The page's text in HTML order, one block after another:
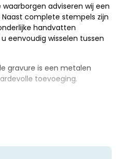
adviseren wij een
complete stempels zijn
handvatten
eenvoudig wisselen tussen
gravure is een metalen
toevoeging.